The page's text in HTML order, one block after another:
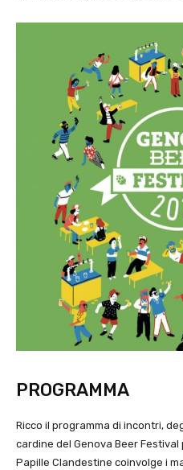
PROGRAMMA
Ricco il programma di incontri,
cardine del Genova Beer Festival
Papille Clandestine coinvolge i